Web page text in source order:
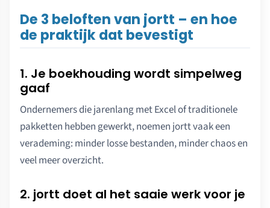
De 3 beloften van jortt – en hoe
de praktijk dat bevestigt
1. Je boekhouding wordt simpelweg
gaaf
Ondernemers die jarenlang met Excel of traditionele
pakketten hebben gewerkt, noemen jortt vaak een
verademing: minder losse bestanden, minder chaos en
veel meer overzicht.
2. jortt doet al het saaie werk voor je